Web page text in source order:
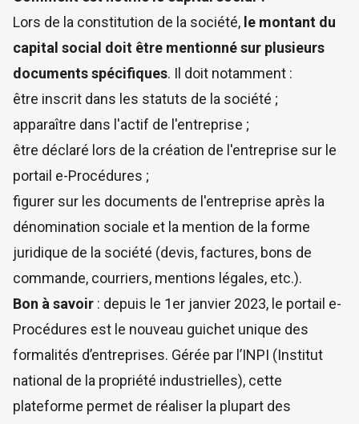
Lors de la constitution de la société, le montant du
capital social doit être mentionné sur plusieurs
documents spécifiques. Il doit notamment :
être inscrit dans les statuts de la société ;
apparaître dans l'actif de l'entreprise ;
être déclaré lors de la création de l'entreprise sur le
portail e-Procédures ;
figurer sur les documents de l'entreprise après la
dénomination sociale et la mention de la forme
juridique de la société (devis, factures, bons de
commande, courriers, mentions légales, etc.).
Bon à savoir : depuis le 1er janvier 2023, le portail e-
Procédures est le nouveau guichet unique des
formalités d’entreprises. Gérée par l’INPI (Institut
national de la propriété industrielles), cette
plateforme permet de réaliser la plupart des